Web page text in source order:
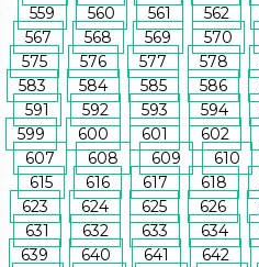
559
560 561 562
567
568 569 570
575
576 577 578
583
584 585 586
591
592 593 594
599
600 601 602
607
608 609 610
615
616 617 618
623
624 625 626
631
632 633 634
639
640 641 642